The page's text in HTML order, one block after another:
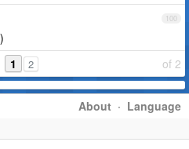
100
of 2
1 2
About · Language